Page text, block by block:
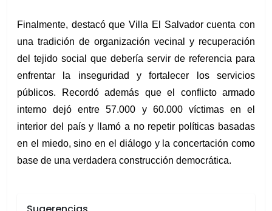
Finalmente, destacó que Villa El Salvador cuenta con
una tradición de organización vecinal y recuperación
del tejido social que debería servir de referencia para
enfrentar la inseguridad y fortalecer los servicios
públicos. Recordó además que el conflicto armado
interno dejó entre 57.000 y 60.000 víctimas en el
interior del país y llamó a no repetir políticas basadas
en el miedo, sino en el diálogo y la concertación como
base de una verdadera construcción democrática.